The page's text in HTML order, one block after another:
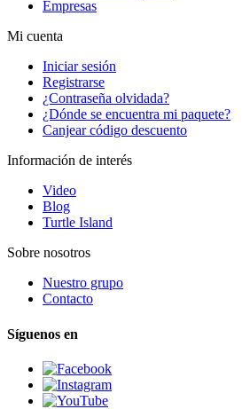
Empresas
Mi cuenta
Iniciar sesión
Registrarse
¿Contraseña olvidada?
¿Dónde se encuentra mi paquete?
Canjear código descuento
Información de interés
Video
Blog
Turtle Island
Sobre nosotros
Nuestro grupo
Contacto
Síguenos en